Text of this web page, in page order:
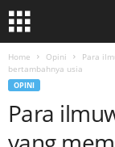
Home Opini
Para
bertambahnya usia
OPINI
Para